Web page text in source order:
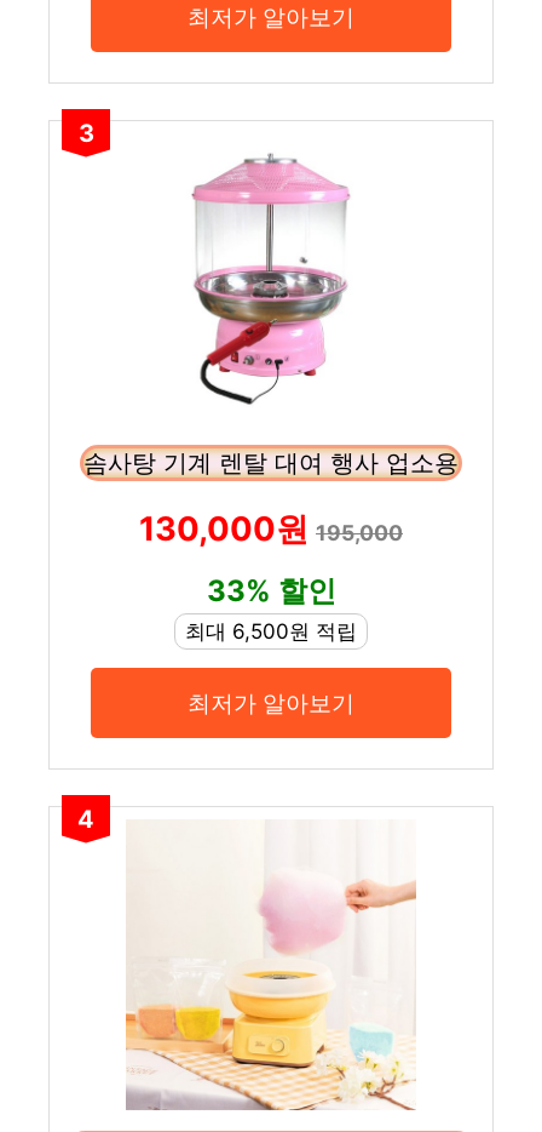
최저가 알아보기
3
솜사탕 기계 렌탈 대여 행사 업소용
130,000원 195,000
33% 할인
최대 6,500원 적립
최저가 알아보기
4